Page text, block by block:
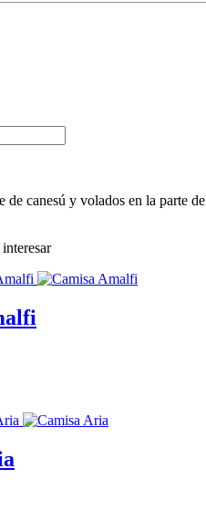
de canesú y volados en la parte